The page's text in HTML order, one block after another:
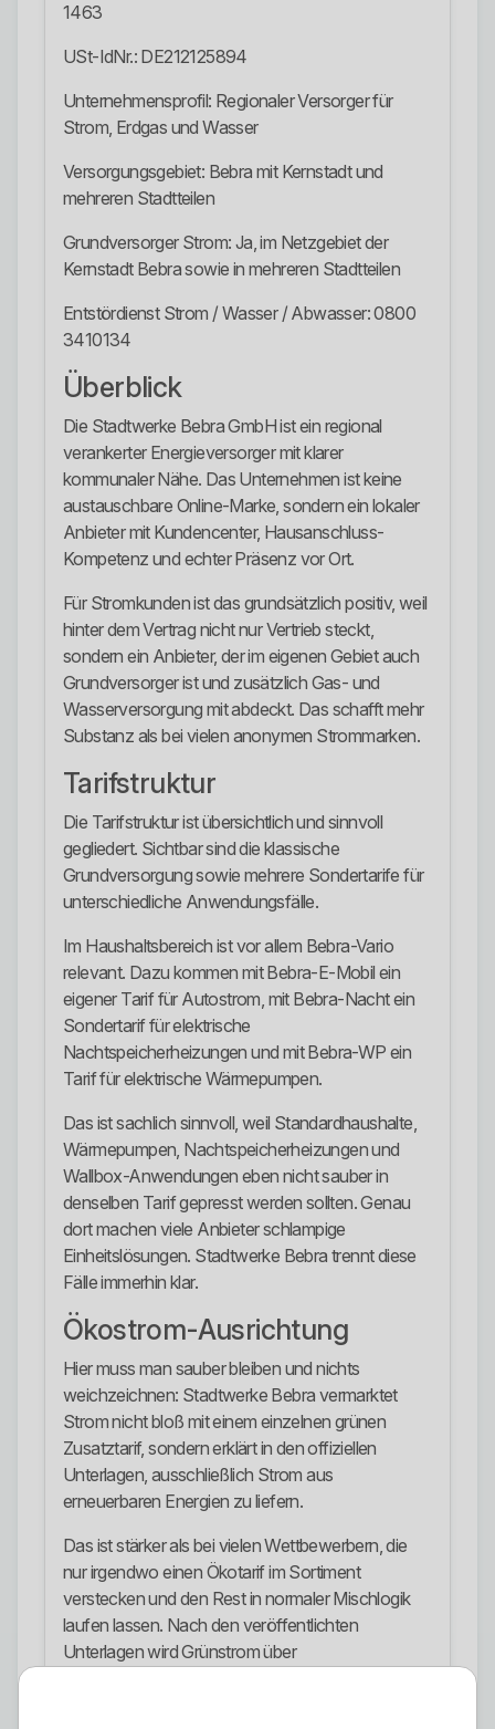
1463
USt-IdNr.: DE212125894
Unternehmensprofil: Regionaler Versorger für
Strom, Erdgas und Wasser
Versorgungsgebiet: Bebra mit Kernstadt und
mehreren Stadtteilen
Grundversorger Strom: Ja, im Netzgebiet der
Kernstadt Bebra sowie in mehreren Stadtteilen
Entstördienst Strom / Wasser / Abwasser: 0800
3410134
Überblick
Die Stadtwerke Bebra GmbH ist ein regional
verankerter Energieversorger mit klarer
kommunaler Nähe. Das Unternehmen ist keine
austauschbare Online-Marke, sondern ein lokaler
Anbieter mit Kundencenter, Hausanschluss-
Kompetenz und echter Präsenz vor Ort.
Für Stromkunden ist das grundsätzlich positiv, weil
hinter dem Vertrag nicht nur Vertrieb steckt,
sondern ein Anbieter, der im eigenen Gebiet auch
Grundversorger ist und zusätzlich Gas- und
Wasserversorgung mit abdeckt. Das schafft mehr
Substanz als bei vielen anonymen Strommarken.
Tarifstruktur
Die Tarifstruktur ist übersichtlich und sinnvoll
gegliedert. Sichtbar sind die klassische
Grundversorgung sowie mehrere Sondertarife für
unterschiedliche Anwendungsfälle.
Im Haushaltsbereich ist vor allem Bebra-Vario
relevant. Dazu kommen mit Bebra-E-Mobil ein
eigener Tarif für Autostrom, mit Bebra-Nacht ein
Sondertarif für elektrische
Nachtspeicherheizungen und mit Bebra-WP ein
Tarif für elektrische Wärmepumpen.
Das ist sachlich sinnvoll, weil Standardhaushalte,
Wärmepumpen, Nachtspeicherheizungen und
Wallbox-Anwendungen eben nicht sauber in
denselben Tarif gepresst werden sollten. Genau
dort machen viele Anbieter schlampige
Einheitslösungen. Stadtwerke Bebra trennt diese
Fälle immerhin klar.
Ökostrom-Ausrichtung
Hier muss man sauber bleiben und nichts
weichzeichnen: Stadtwerke Bebra vermarktet
Strom nicht bloß mit einem einzelnen grünen
Zusatztarif, sondern erklärt in den offiziellen
Unterlagen, ausschließlich Strom aus
erneuerbaren Energien zu liefern.
Das ist stärker als bei vielen Wettbewerbern, die
nur irgendwo einen Ökotarif im Sortiment
verstecken und den Rest in normaler Mischlogik
laufen lassen. Nach den veröffentlichten
Unterlagen wird Grünstrom über